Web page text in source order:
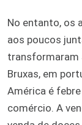
No entanto, os
aos poucos
transformaram
Bruxas, em
América é
comércio. A